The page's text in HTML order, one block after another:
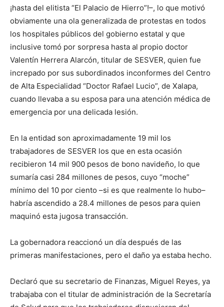
¡hasta del elitista “El Palacio de Hierro”!–, lo que motivó
obviamente una ola generalizada de protestas en todos
los hospitales públicos del gobierno estatal y que
inclusive tomó por sorpresa hasta al propio doctor
Valentín Herrera Alarcón, titular de SESVER, quien fue
increpado por sus subordinados inconformes del Centro
de Alta Especialidad “Doctor Rafael Lucio”, de Xalapa,
cuando llevaba a su esposa para una atención médica de
emergencia por una delicada lesión.
En la entidad son aproximadamente 19 mil los
trabajadores de SESVER los que en esta ocasión
recibieron 14 mil 900 pesos de bono navideño, lo que
sumaría casi 284 millones de pesos, cuyo “moche”
mínimo del 10 por ciento –si es que realmente lo hubo–
habría ascendido a 28.4 millones de pesos para quien
maquinó esta jugosa transacción.
La gobernadora reaccionó un día después de las
primeras manifestaciones, pero el daño ya estaba hecho.
Declaró que su secretario de Finanzas, Miguel Reyes, ya
trabajaba con el titular de administración de la Secretaría